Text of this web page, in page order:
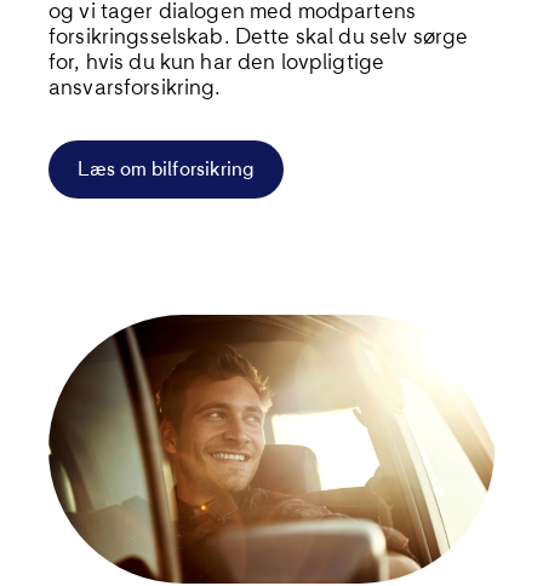
og vi tager dialogen med modpartens
forsikringsselskab. Dette skal du selv sørge
for, hvis du kun har den lovpligtige
ansvarsforsikring.
Læs om bilforsikring